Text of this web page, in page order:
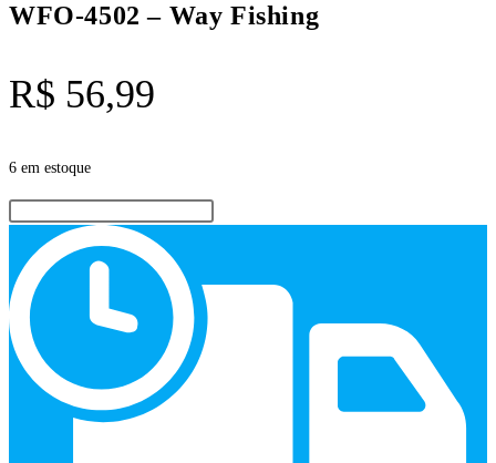
WFO-4502 – Way Fishing
R$ 56,99
6 em estoque